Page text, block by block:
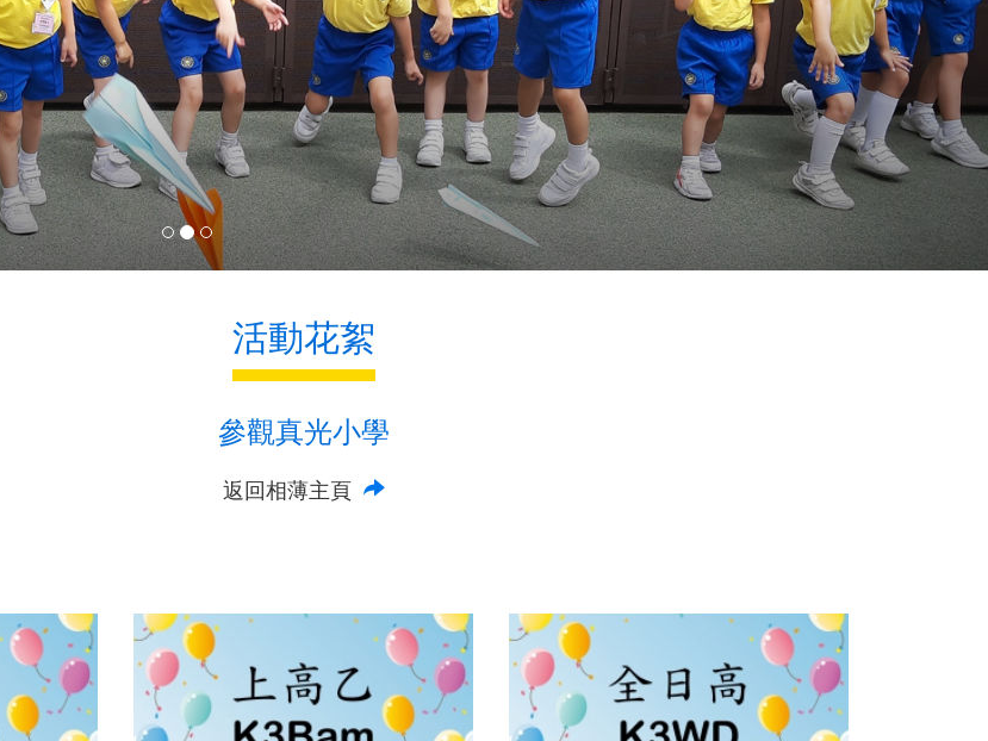
活動花絮
參觀真光小學
返回相薄主頁